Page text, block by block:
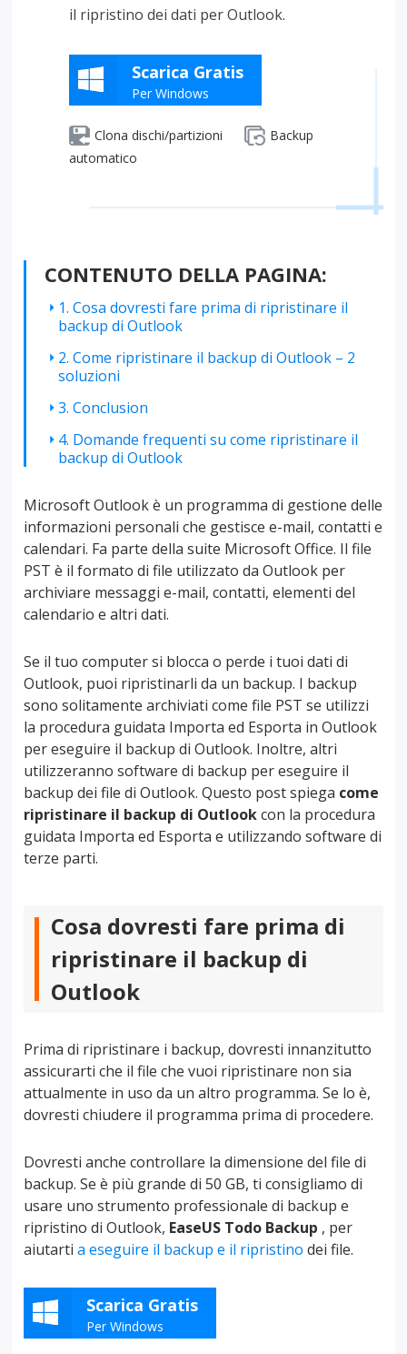
il ripristino dei dati per Outlook.
Scarica Gratis
Per Windows
Clona dischi/partizioni
Backup
automatico
CONTENUTO DELLA PAGINA:
1. Cosa dovresti fare prima di ripristinare il
backup di Outlook
2. Come ripristinare il backup di Outlook – 2
soluzioni
3. Conclusion
4. Domande frequenti su come ripristinare il
backup di Outlook
Microsoft Outlook è un programma di gestione delle
informazioni personali che gestisce e-mail, contatti e
calendari. Fa parte della suite Microsoft Office. Il file
PST è il formato di file utilizzato da Outlook per
archiviare messaggi e-mail, contatti, elementi del
calendario e altri dati.
Se il tuo computer si blocca o perde i tuoi dati di
Outlook, puoi ripristinarli da un backup. I backup
sono solitamente archiviati come file PST se utilizzi
la procedura guidata Importa ed Esporta in Outlook
per eseguire il backup di Outlook. Inoltre, altri
utilizzeranno software di backup per eseguire il
backup dei file di Outlook. Questo post spiega come
ripristinare il backup di Outlookcon la procedura
guidata Importa ed Esporta e utilizzando software di
terze parti.
Cosa dovresti fare prima di
ripristinare il backup di
Outlook
Prima di ripristinare i backup, dovresti innanzitutto
assicurarti che il file che vuoi ripristinare non sia
attualmente in uso da un altro programma. Se lo è,
dovresti chiudere il programma prima di procedere.
Dovresti anche controllare la dimensione del file di
backup. Se è più grande di 50 GB, ti consigliamo di
usare uno strumento professionale di backup e
ripristino di Outlook, EaseUS Todo Backup , per
aiutartia eseguire il backup e il ripristino dei file.
Scarica Gratis
Per Windows